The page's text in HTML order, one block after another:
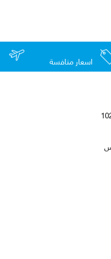
اسعار منافسة